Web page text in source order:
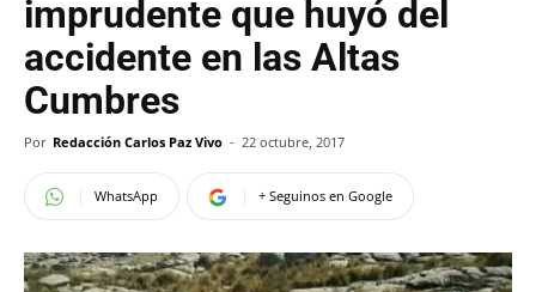
imprudente que huyó del
accidente en las Altas
Cumbres
Por Redacción Carlos Paz Vivo - 22 octubre, 2017
WhatsApp + Seguinos en Google